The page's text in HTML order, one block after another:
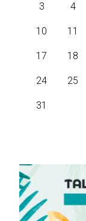
3 4
10 11
17 18
24 25
31